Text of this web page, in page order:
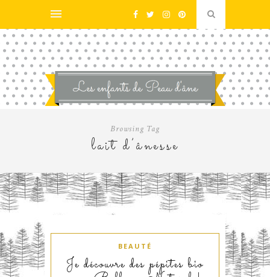
Browsing Tag
lait d’ânesse
BEAUTÉ
Je découvre des pépites bio